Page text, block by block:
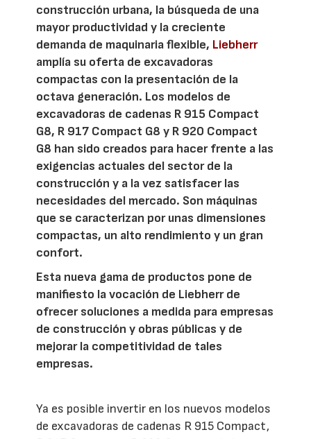
construcción urbana, la búsqueda de una
mayor productividad y la creciente
demanda de maquinaria flexible, Liebherr
amplía su oferta de excavadoras
compactas con la presentación de la
octava generación. Los modelos de
excavadoras de cadenas R 915 Compact
G8, R 917 Compact G8 y R 920 Compact
G8 han sido creados para hacer frente a las
exigencias actuales del sector de la
construcción y a la vez satisfacer las
necesidades del mercado. Son máquinas
que se caracterizan por unas dimensiones
compactas, un alto rendimiento y un gran
confort.
Esta nueva gama de productos pone de
manifiesto la vocación de Liebherr de
ofrecer soluciones a medida para empresas
de construcción y obras públicas y de
mejorar la competitividad de tales
empresas.
Ya es posible invertir en los nuevos modelos
de excavadoras de cadenas R 915 Compact,